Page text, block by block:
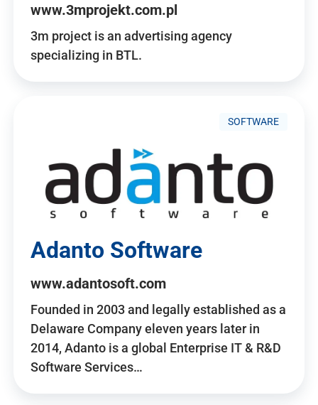
www.3mprojekt.com.pl
3m project is an advertising agency
specializing in BTL.
SOFTWARE
Adanto Software
www.adantosoft.com
Founded in 2003 and legally established as a
Delaware Company eleven years later in
2014, Adanto is a global Enterprise IT & R&D
Software Services…